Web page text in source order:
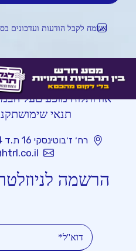
אשמח לקבל הודעות ועדכונים
אודותלוח מופעיםעל
תנאי שימוש
רח׳ ז׳בוטינסקי 16 ת.ד 1264 ראשל״צ 7522903
הרשמה